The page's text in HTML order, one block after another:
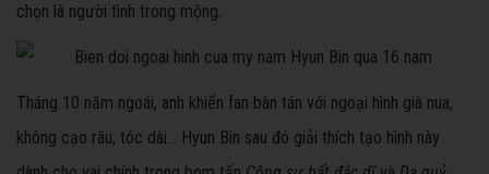
chọn là người tình trong mộng.
Tháng 10 năm ngoái, anh khiến fan bàn tán với ngoại hình già nua,
không cạo râu, tóc dài... Hyun Bin sau đó giải thích tạo hình này